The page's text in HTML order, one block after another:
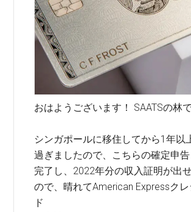
おはようございます！ SAATSの林で
シンガポールに移住してから1年以
過ぎましたので、こちらの確定申告
完了し、2022年分の収入証明が出
ので、晴れてAmerican Expressク
ド